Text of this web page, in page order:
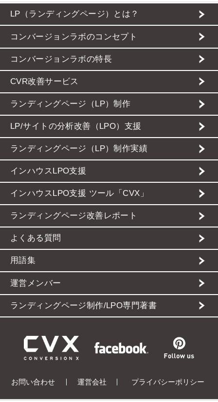
LP（ランディングページ）とは？
コンバージョンラボのコンセプト
コンバージョンラボの特長
CVR改善サービス
ランディングページ（LP）制作
LP/サイトの分析改善（LPO）支援
ランディングページ（LP）制作実績
インハウスLPO支援
インハウスLPO支援 ツール「CVX」
ランディングページ改善レポート
よくある質問
用語集
運営メンバー
ランディングページ制作/LPO専門著書
お問い合わせ 運営会社 プライバシーポリシー